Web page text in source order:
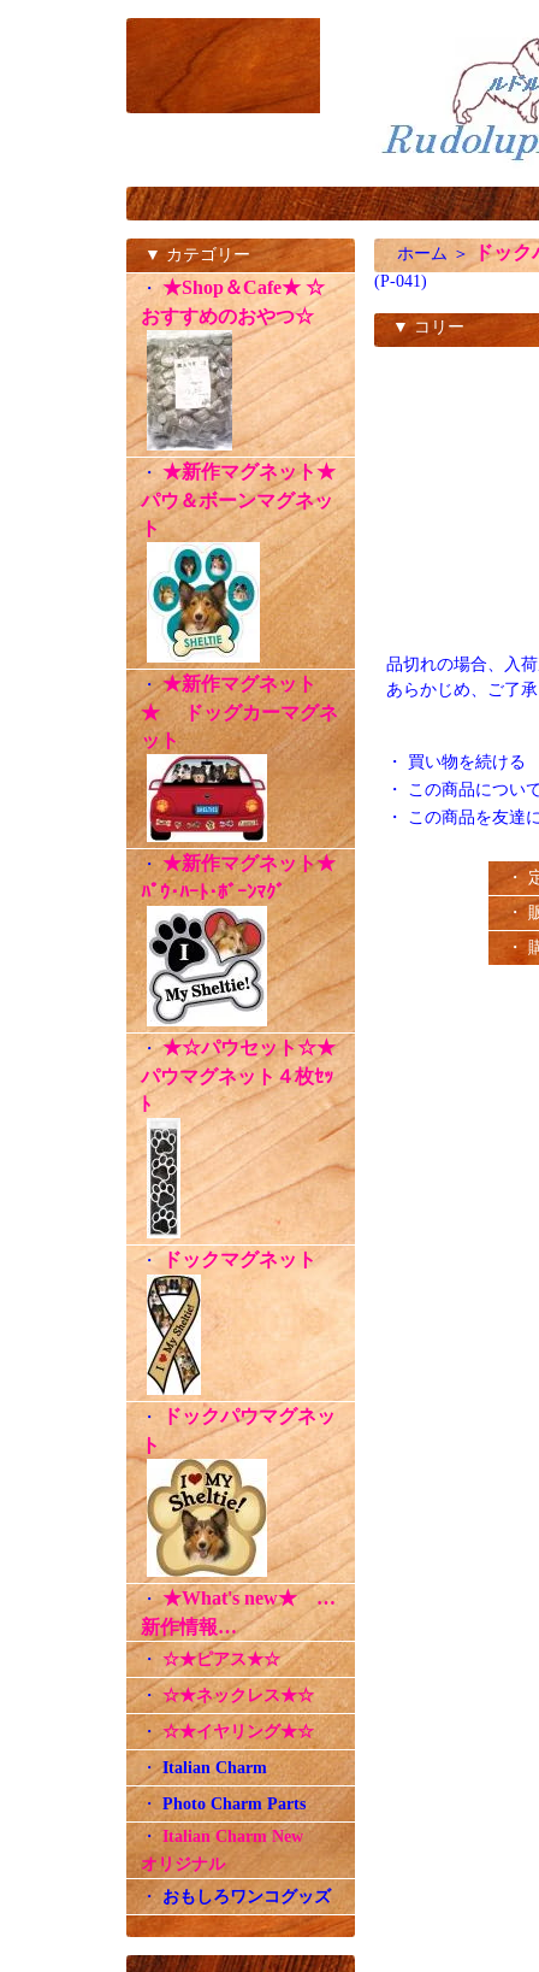
▼ カテゴリー
・ ★Shop＆Cafe★ ☆
おすすめのおやつ☆
・ ★新作マグネット★
パウ＆ボーンマグネッ
ト
・★新作マグネット
★ ドッグカーマグネ
ット
・ ★新作マグネット★
ﾊﾟｳ･ﾊｰﾄ･ﾎﾞｰﾝﾏｸﾞ
・★☆パウセット☆★
パウマグネット４枚ｾｯ
ﾄ
・ドックマグネット
・
ドックパウマグネッ
ト
・★What's new★ …
新作情報…
・ ☆★ピアス★☆
・ ☆★ネックレス★☆
・☆★イヤリング★☆
・Italian Charm
・Photo Charm Parts
・ Italian Charm New
オリジナル
・ おもしろワンコグッズ
ホーム ＞ ドッ
(P-041)
▼ コリー
品切れの場合、入
あらかじめ、ご了
・ 買い物を続ける
・ この商品につい
・ この商品を友達
・
・
・